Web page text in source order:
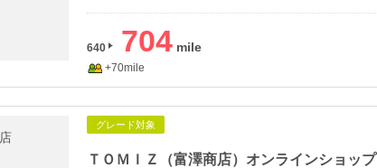
640 704
+70mile
グレード対象
ＴＯＭＩＺ（富澤商店）オンラインショップ